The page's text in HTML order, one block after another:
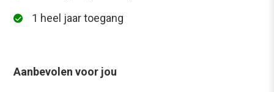
1 heel jaar toegang
Aanbevolen voor jou